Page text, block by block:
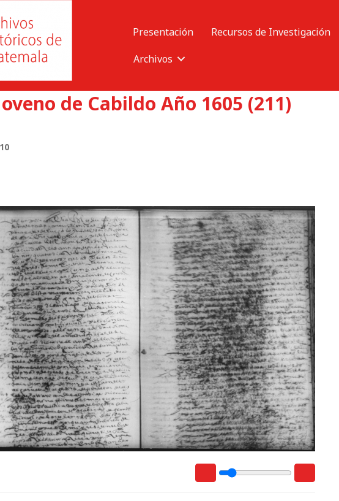
Presentación Recursos de Investigación
Archivos
de Cabildo Año 1605 (211)